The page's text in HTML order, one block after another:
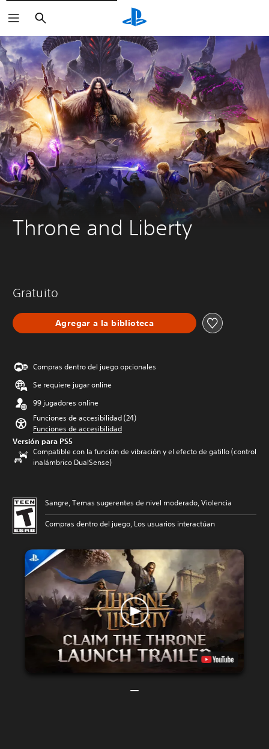
Buscar
Throne and Liberty
Gratuito
Agregar a la biblioteca
Compras dentro del juego opcionales
Se requiere jugar online
99 jugadores online
Funciones de accesibilidad (24)
Funciones de accesibilidad
Versión para PS5
Compatible con la función de vibración y el efecto de gatillo (control
inalámbrico DualSense)
Sangre, Temas sugerentes de nivel moderado, Violencia
Compras dentro del juego, Los usuarios interactúan